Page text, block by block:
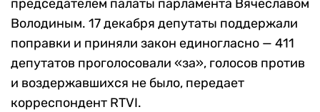
председателем палаты парламента Вячеславом
Володиным. 17 декабря депутаты поддержали
поправки и приняли закон единогласно — 411
депутатов проголосовали «за», голосов против
и воздержавшихся не было, передает
корреспондент RTVI.